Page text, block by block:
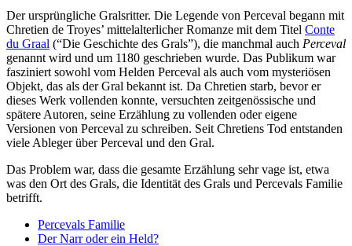
Der ursprüngliche Gralsritter. Die Legende von Perceval begann mit
Chretien de Troyes’ mittelalterlicher Romanze mit dem Titel Conte
du Graal (“Die Geschichte des Grals”), die manchmal auch Perceval
genannt wird und um 1180 geschrieben wurde. Das Publikum war
fasziniert sowohl vom Helden Perceval als auch vom mysteriösen
Objekt, das als der Gral bekannt ist. Da Chretien starb, bevor er
dieses Werk vollenden konnte, versuchten zeitgenössische und
spätere Autoren, seine Erzählung zu vollenden oder eigene
Versionen von Perceval zu schreiben. Seit Chretiens Tod entstanden
viele Ableger über Perceval und den Gral.
Das Problem war, dass die gesamte Erzählung sehr vage ist, etwa
was den Ort des Grals, die Identität des Grals und Percevals Familie
betrifft.
Percevals Familie
Der Narr oder ein Held?